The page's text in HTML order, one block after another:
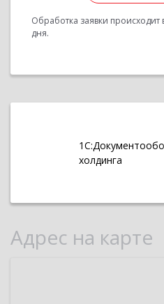
Обработка заявки
дня.
холдинга
Адрес на карте